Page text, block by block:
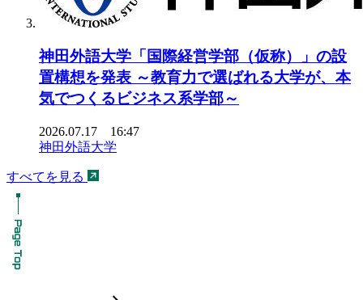
神田外語大学「国際経営学部（仮称）」の設
置構想を発表 ～教育力で選ばれる大学が、本
気でつくるビジネス系学部～
2026.07.17 16:47
神田外語大学
すべてを見る